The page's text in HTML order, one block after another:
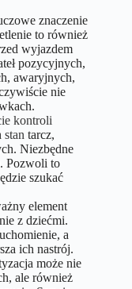
znaczenie
to również
wyjazdem
pozycyjnych,
awaryjnych,
nie
kontroli
stan tarcz,
Niezbędne
Pozwoli to
szukać
element
z dziećmi.
a
ich nastrój.
może nie
ale również